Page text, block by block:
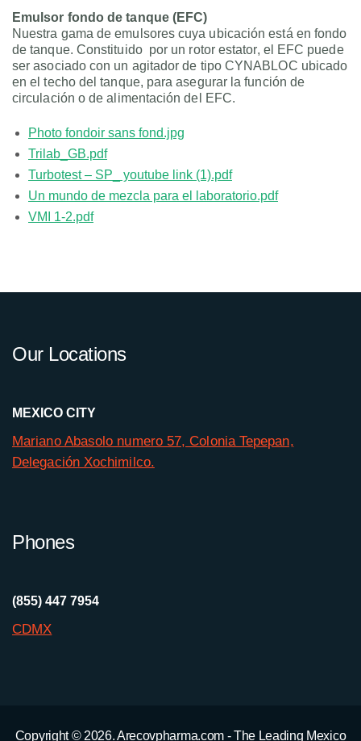
Emulsor fondo de tanque (EFC)
Nuestra gama de emulsores cuya ubicación está en fondo
de tanque. Constituido por un rotor estator, el EFC puede
ser asociado con un agitador de tipo CYNABLOC ubicado
en el techo del tanque, para asegurar la función de
circulación o de alimentación del EFC.
Photo fondoir sans fond.jpg
Trilab_GB.pdf
Turbotest – SP_ youtube link (1).pdf
Un mundo de mezcla para el laboratorio.pdf
VMI 1-2.pdf
Our Locations
MEXICO CITY
Mariano Abasolo numero 57, Colonia Tepepan,
Delegación Xochimilco.
Phones
(855) 447 7954
CDMX
Copyright © 2026. Arecovpharma.com - The Leading Mexico